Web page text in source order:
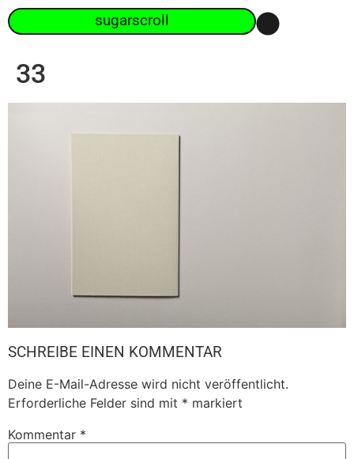
sugarscroll
33
SCHREIBE EINEN KOMMENTAR
Deine E-Mail-Adresse wird nicht veröffentlicht.
Erforderliche Felder sind mit * markiert
Kommentar *